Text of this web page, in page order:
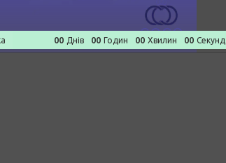
00 Днів 00 Годин 00 Хвилин 00 Секунд